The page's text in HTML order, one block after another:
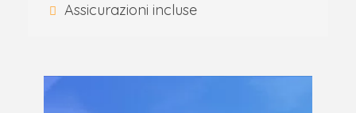
Assicurazioni incluse